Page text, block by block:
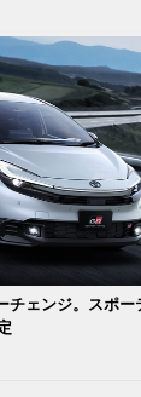
チェンジ。スポー